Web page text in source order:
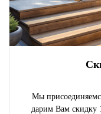
Мы
дарим Вам скидку